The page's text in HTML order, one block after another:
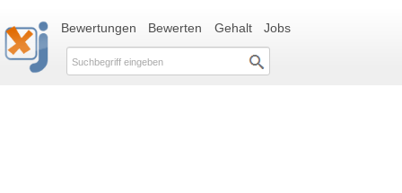
Bewertungen Bewerten Gehalt Jobs